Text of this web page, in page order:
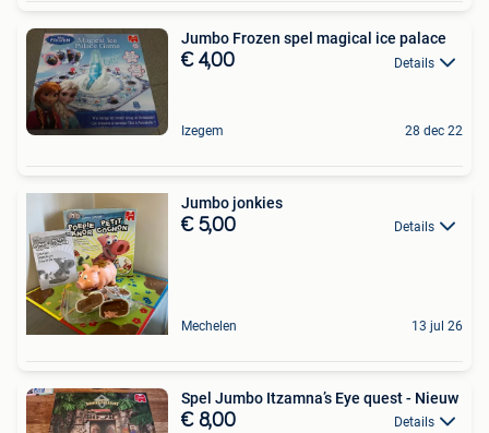
Jumbo Frozen spel magical ice palace
€ 4,00 Details
Izegem 28 dec 22
Jumbo jonkies
€ 5,00 Details
Mechelen 13 jul 26
Spel Jumbo Itzamna’s Eye quest - Nieuw
€ 8,00 Details